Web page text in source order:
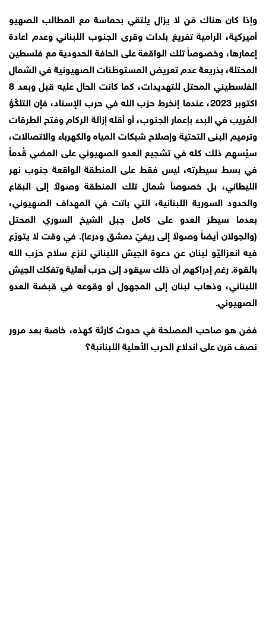
وإذا كان هناك مَن لا يزال يلتقي بحماسة مع المطالب الصهيو
أميركية، الرامية تفريغ بلدات وقرى الجنوب اللبناني وعدم اعادة
إعمارها، وخصوصاً تلك الواقعة على الحافة الحدودية مع فلسطين
المحتلة، بذريعة عدم تعريض المستوطنات الصهيونية في الشمال
الفلسطيني المحتل للتهديدات، كما كانت الحال عليه قبل وبعد 8
اكتوبر 2023، عندما إنخرط حزب الله في حرب الإسناد، فإن التلكّؤ
المُريب في البدء بإعمار الجنوب، أو أقله إزالة الركام وفتح الطرقات
وترميم البنى التحتية وإصلاح شبكات المياه والكهرباء والاتصالات،
سيُسهم ذلك كله في تشجيع العدو الصهيوني على المضي قُدماً
في بسط سيطرته، ليس فقط على المنطقة الواقعة جنوب نهر
الليطاني، بل خصوصاً شمال تلك المنطقة وصولاً إلى البقاع
والحدود السورية اللبنانية، التي باتت في المهداف الصهيوني،
بعدما سيطرَ العدو على كامل جبل الشيخ السوري المحتل
(والجولان أيضاً وصولاً إلى ريفيّ دمشق ودرعا). في وقت لا يتورّع
فيه انعزاليّو لبنان عن دعوة الجيش اللبناني لنزع سلاح حزب الله
بالقوة. رغم إدراكهم أن ذلك سيقود إلى حرب أهلية وتفكك الجيش
اللبناني، وذهاب لبنان إلى المجهول أو وقوعه في قبضة العدو
الصهيوني.
فمَن هو صاحب المصلحة في حدوث كارثة كهذه، خاصة بعد مرور
نصف قرن على اندلاع الحرب الأهلية اللبنانبة؟